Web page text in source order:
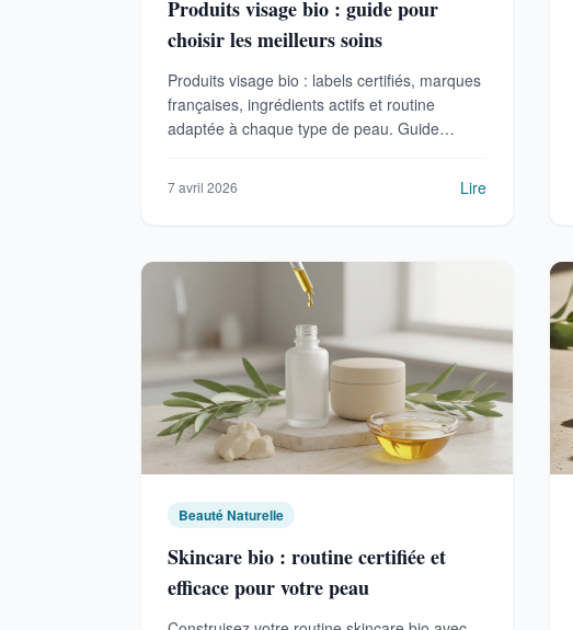
Produits visage bio : guide pour
choisir les meilleurs soins
Produits visage bio : labels certifiés, marques
françaises, ingrédients actifs et routine
adaptée à chaque type de peau. Guide
7 avril 2026 Lire
Beauté Naturelle
Skincare bio : routine certifiée et
efficace pour votre peau